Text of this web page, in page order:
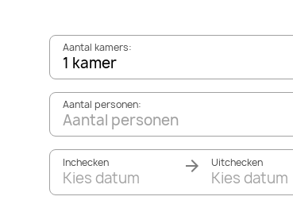
Aantal kamers:
1 kamer
Aantal personen:
Aantal personen
Inchecken
Kies datum
Uitchecken
Kies datum